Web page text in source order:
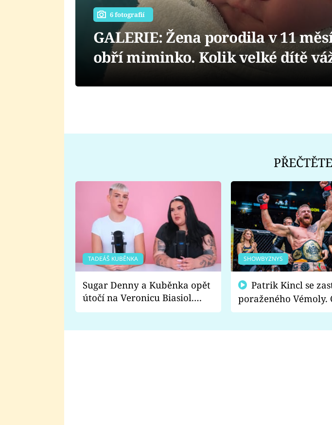
6 fotografií
GALERIE: Žena porodila v 11
obří miminko. Kolik velké dítě
TADEÁŠ KUBĚNKA
Sugar Denny a Kuběnka opět
útočí na Veronicu Biasiol.
Proč je podle nich falešná a
SHOWBYZNYS
poraženého Vémoly.
fanoušci naštvali?